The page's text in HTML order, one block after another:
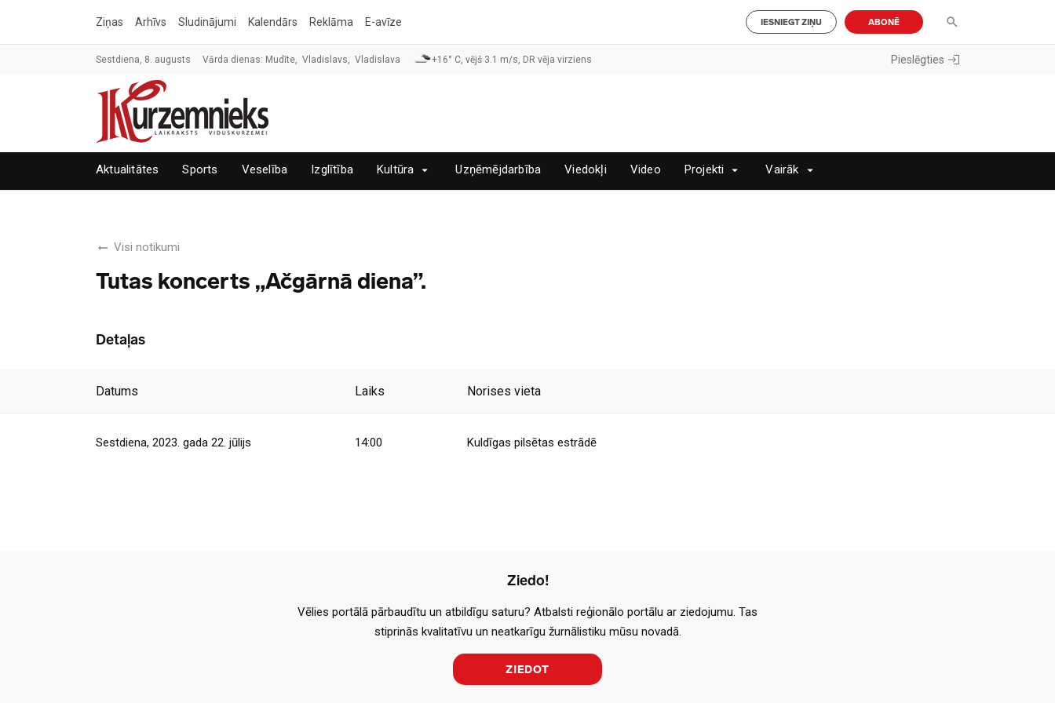
Ziņas Arhīvs Sludinājumi Kalendārs Reklāma E-avīze IESNIEGT ZIŅU ABONĒ
Sestdiena, 8. augusts Vārda dienas: Mudīte, Vladislavs, Vladislava +16° C, vējš 3.1 m/s, DR vēja virziens Pieslēgties
Aktualitātes Sports Veselība Izglītība Kultūra Uzņēmējdarbība Viedokļi Video Projekti Vairāk
Visi notikumi
Tutas koncerts „Ačgārnā diena”.
Detaļas
Datums Laiks Norises vieta
Sestdiena, 2023. gada 22. jūlijs 14:00 Kuldīgas pilsētas estrādē
Ziedo!
Vēlies portālā pārbaudītu un atbildīgu saturu? Atbalsti reģionālo portālu ar ziedojumu. Tas
stiprinās kvalitatīvu un neatkarīgu žurnālistiku mūsu novadā.
ZIEDOT